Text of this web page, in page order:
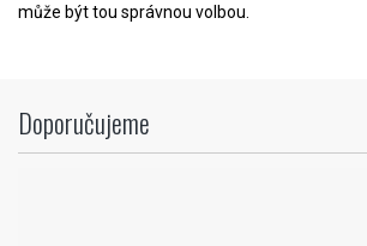
může být tou správnou volbou.
Doporučujeme